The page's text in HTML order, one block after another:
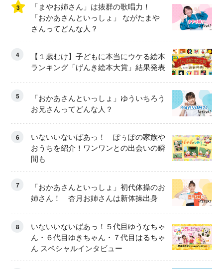
3
「まやお姉さん」は抜群の歌唱力！
「おかあさんといっしょ」 ながたまや
さんってどんな人？
4
【１歳むけ】子どもに本当にウケる絵本
ランキング「げんき絵本大賞」結果発表
5
「おかあさんといっしょ」ゆういちろう
お兄さんってどんな人？
6
いないいないばあっ！ ぽぅぽの家族や
おうちを紹介！ワンワンとの出会いの瞬
間も
7
「おかあさんといっしょ」初代体操のお
姉さん！ 杏月お姉さんは新体操出身
8
いないいないばあっ！５代目ゆうなちゃ
ん・６代目ゆきちゃん・７代目はるちゃ
ん スペシャルインタビュー